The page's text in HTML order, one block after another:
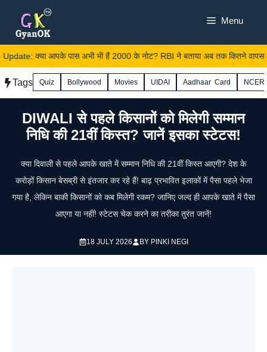
content
Menu
क्या आपके पास अभी भी हैं 2000 के नोट? RBI ने बताया अब तक कितने वापस
Tags Quiz Bollywood Movies UIDAI Aadhaar Card
DIWALI से पहले किसानों को मिलेगी सम्मान
निधि की 21वीं किस्त? जानें इसका स्टेटस!
क्या दिवाली से पहले आपके खाते में सम्मान निधि की 21वीं किस्त आएगी? देश के
करोड़ों किसान बेसब्री से इंतजार कर रहे हैं! बाढ़ प्रभावित इलाकों में पैसा पहले भेजा
गया है, लेकिन बाकी किसानों को कब मिलेगी रकम? जानिए जल्द ही आपके खाते में पैसा
आएगा या नहीं! स्टेटस चेक करने का तरीका तुरंत जानें!
18 JULY 2026 BY PINKI NEGI